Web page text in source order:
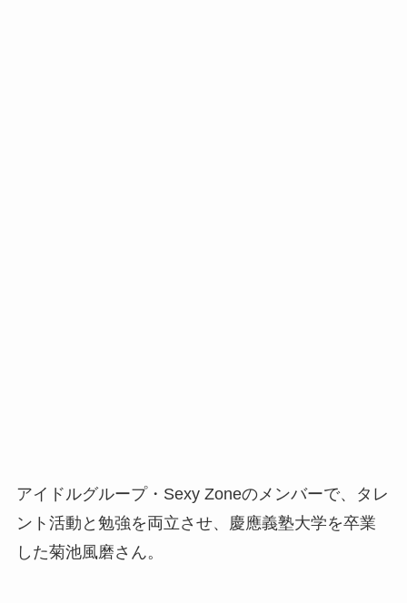
アイドルグループ・Sexy Zoneのメンバーで、タレ
ント活動と勉強を両立させ、慶應義塾大学を卒業
した菊池風磨さん。